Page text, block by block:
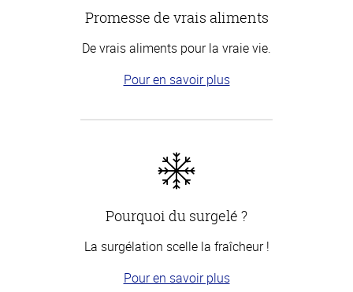
Promesse de vrais aliments
De vrais aliments pour la vraie vie.
Pour en savoir plus
Pourquoi du surgelé ?
La surgélation scelle la fraîcheur !
Pour en savoir plus